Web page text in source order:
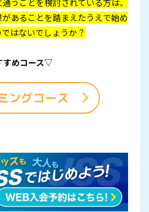
うことを検討されている方は、
あることを踏まえたうえで始め
はないでしょうか？
めコース▽
ングコース